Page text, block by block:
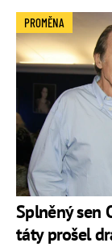
Splněný sen
táty prošel
PROMĚNA